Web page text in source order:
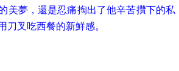
美夢，還是忍痛掏出了他辛苦攢下的私
刀叉吃西餐的新鮮感。